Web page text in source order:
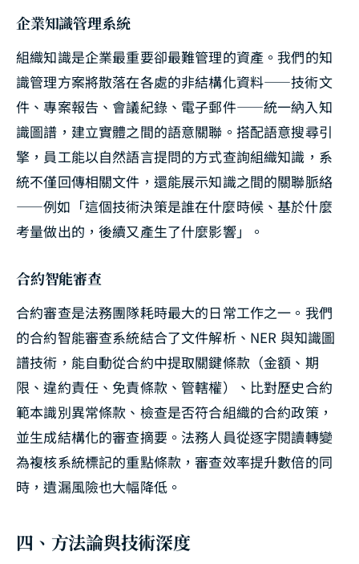
企業知識管理系統
組織知識是企業最重要卻最難管理的資產。我們的知
識管理方案將散落在各處的非結構化資料——技術文
件、專案報告、會議紀錄、電子郵件——統一納入知
識圖譜，建立實體之間的語意關聯。搭配語意搜尋引
擎，員工能以自然語言提問的方式查詢組織知識，系
統不僅回傳相關文件，還能展示知識之間的關聯脈絡
——例如「這個技術決策是誰在什麼時候、基於什麼
考量做出的，後續又產生了什麼影響」。
合約智能審查
合約審查是法務團隊耗時最大的日常工作之一。我們
的合約智能審查系統結合了文件解析、NER 與知識圖
譜技術，能自動從合約中提取關鍵條款（金額、期
限、違約責任、免責條款、管轄權）、比對歷史合約
範本識別異常條款、檢查是否符合組織的合約政策，
並生成結構化的審查摘要。法務人員從逐字閱讀轉變
為複核系統標記的重點條款，審查效率提升數倍的同
時，遺漏風險也大幅降低。
四、方法論與技術深度